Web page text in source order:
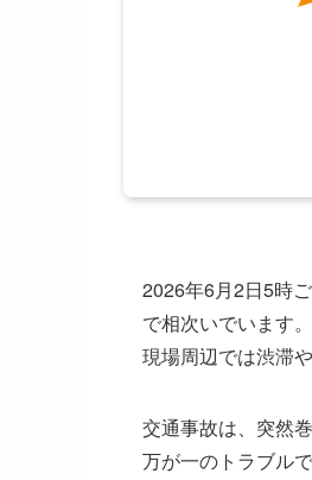
2026年6月2日5時
で相次いでいます。
現場周辺では渋滞
交通事故は、突然
万が一のトラブル